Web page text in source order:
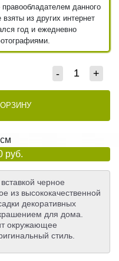
данного
из других интернет
год и ежедневно
- +
руб.
черное
из высококачественной
декоративных
для дома.
окружающее
стиль.